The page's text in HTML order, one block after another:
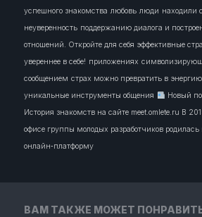
ВАМ ТАКЖЕ МОЖЕТ
успешного знакомства любовь люди находили
неуверенность поддержанию диалога и
отношений. Откройте для себя эффективные
увереннее в себе! приложениях
сообщением страх можно превратить в энергию
уникальные инструменты общения
Новый
История знакомств на сайте meet.omlete.ru В
офисе группы молодых разработчиков родилась
онлайн‑платформу